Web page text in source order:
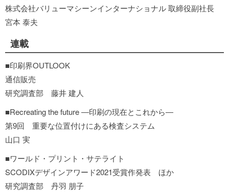
株式会社バリューマシーンインターナショナル 取締役副社長
宮本 泰夫
連載
■印刷界OUTLOOK
通信販売
研究調査部 藤井 建人
■Recreating the future ―印刷の現在とこれから―
第9回 重要な位置付けにある検査システム
山口 実
■ワールド・プリント・サテライト
SCODIXデザインアワード2021受賞作発表 ほか
研究調査部 丹羽 朋子